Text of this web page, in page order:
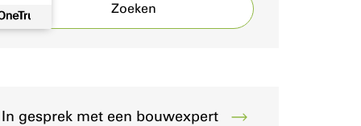
Zoeken
In gesprek met een bouwexpert